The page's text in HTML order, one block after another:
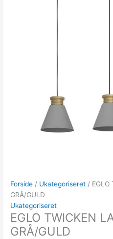
Forside / Ukategoriseret / EGLO
GRÅ/GULD
Ukategoriseret
EGLO TWICKEN
GRÅ/GULD